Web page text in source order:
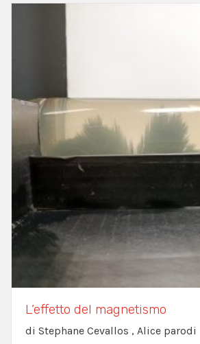
L’effetto del magnetismo
di Stephane Cevallos , Alice parodi